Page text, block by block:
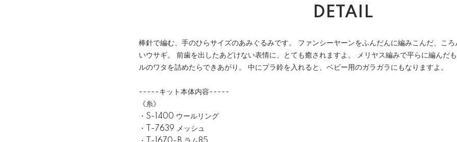
DETAIL
棒針で編む、手のひらサイズのあみぐるみです。 ファンシーヤーンをふんだんに編みこんだ、こ
いウサギ。 前歯を出したあどけない表情に、とても癒されますよ。 メリヤス編みで平らに編んだ
ルのワタを詰めたらできあがり。 中にプラ鈴を入れると、ベビー用のガラガラにもなりますよ。
-----キット本体内容-----
《糸》
・S-1400 ウールリング
・T-7639 メッシュ